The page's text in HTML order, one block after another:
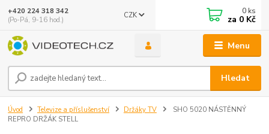
Menu
CZK
Hledat
+420 224 318 342
(Po-Pá, 9-16 hod.)
0 ks
za 0 Kč
Úvod Televize a příslušenství Držáky TV
SHO 5020 NÁSTĚNNÝ
REPRO DRŽÁK STELL